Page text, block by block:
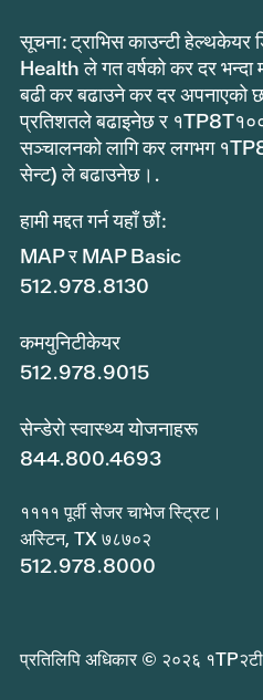
सूचना: ट्राभिस काउन्टी
Health ले गत वर्षको कर दर भन्दा
बढी कर बढाउने कर दर अपनाएको
प्रतिशतले बढाइनेछ र
सञ्चालनको लागि कर लगभग
सेन्ट) ले बढाउनेछ।.
हामी मद्दत गर्न यहाँ छौं:
MAP र MAP Basic
512.978.8130
कमयुनिटीकेयर
512.978.9015
सेन्डेरो स्वास्थ्य योजनाहरू
844.800.4693
११११ पूर्वी सेजर चाभेज स्ट्रिट।
अस्टिन, TX ७८७०२
512.978.8000
प्रतिलिपि अधिकार © २०२६